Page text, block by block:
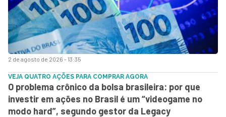
2 de agosto de 2026 - 13:35
VEJA QUATRO AÇÕES PARA COMPRAR AGORA
O problema crônico da bolsa brasileira: por que
investir em ações no Brasil é um “videogame no
modo hard”, segundo gestor da Legacy